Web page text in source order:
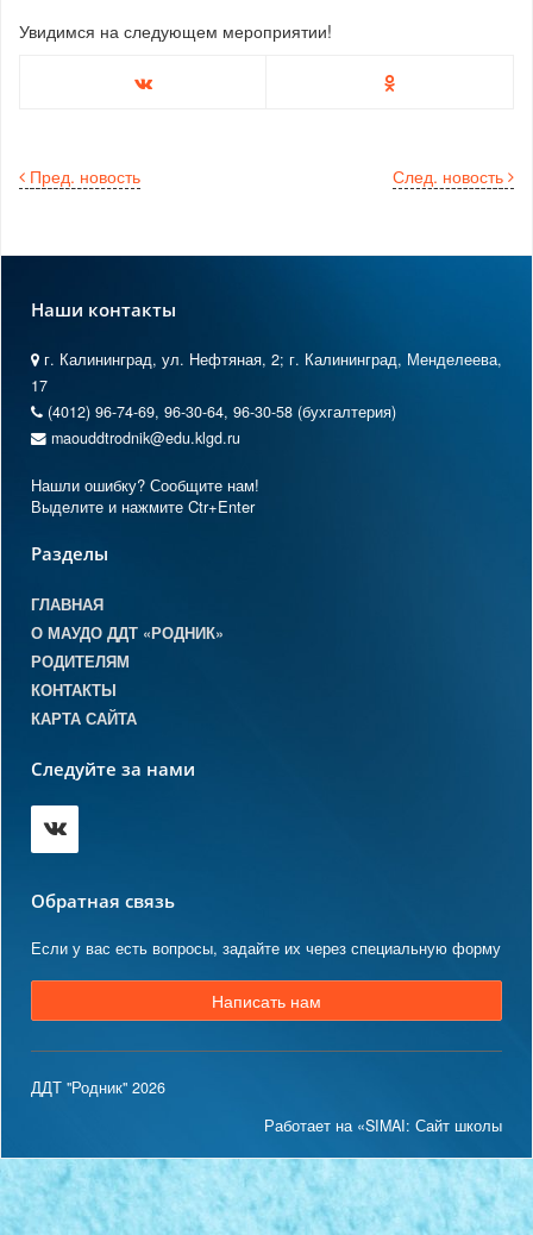
Увидимся на следующем мероприятии!
След. новость
Пред. новость
Наши контакты
г. Калининград, ул. Нефтяная, 2; г. Калининград, Менделеева,
17
(4012) 96-74-69, 96-30-64, 96-30-58 (бухгалтерия)
maouddtrodnik@edu.klgd.ru
Нашли ошибку? Сообщите нам!
Выделите и нажмите Ctr+Enter
Разделы
ГЛАВНАЯ
О МАУДО ДДТ «РОДНИК»
РОДИТЕЛЯМ
КОНТАКТЫ
КАРТА САЙТА
Следуйте за нами
Обратная связь
Если у вас есть вопросы, задайте их через специальную форму
Написать нам
ДДТ "Родник" 2026
Работает на «SIMAI: Сайт школы